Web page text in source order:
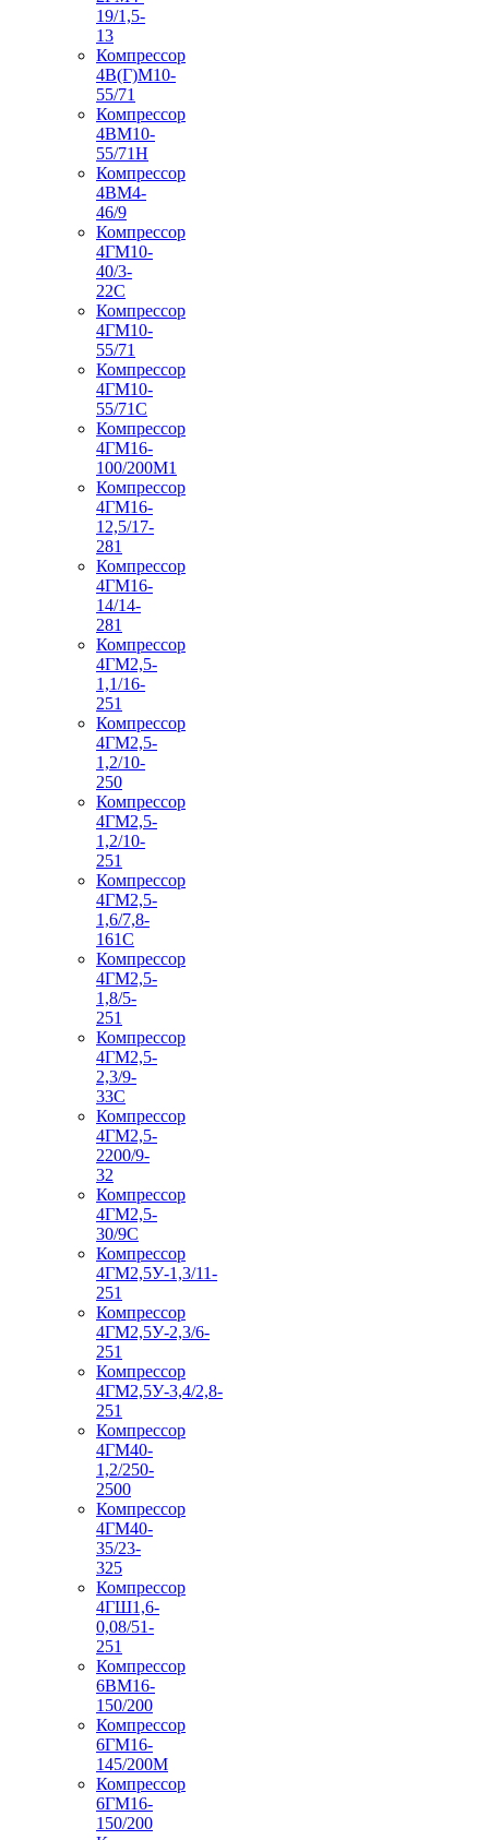
19/1,5-
13
Компрессор
4В(Г)М10-
55/71
Компрессор
4ВМ10-
55/71Н
Компрессор
4ВМ4-
46/9
Компрессор
4ГМ10-
40/3-
22С
Компрессор
4ГМ10-
55/71
Компрессор
4ГМ10-
55/71С
Компрессор
4ГМ16-
100/200М1
Компрессор
4ГМ16-
12,5/17-
281
Компрессор
4ГМ16-
14/14-
281
Компрессор
4ГМ2,5-
1,1/16-
251
Компрессор
4ГМ2,5-
1,2/10-
250
Компрессор
4ГМ2,5-
1,2/10-
251
Компрессор
4ГМ2,5-
1,6/7,8-
161С
Компрессор
4ГМ2,5-
1,8/5-
251
Компрессор
4ГМ2,5-
2,3/9-
33С
Компрессор
4ГМ2,5-
2200/9-
32
Компрессор
4ГМ2,5-
30/9С
Компрессор
4ГМ2,5У-1,3/11-
251
Компрессор
4ГМ2,5У-2,3/6-
251
Компрессор
4ГМ2,5У-3,4/2,8-
251
Компрессор
4ГМ40-
1,2/250-
2500
Компрессор
4ГМ40-
35/23-
325
Компрессор
4ГШ1,6-
0,08/51-
251
Компрессор
6ВМ16-
150/200
Компрессор
6ГМ16-
145/200М
Компрессор
6ГМ16-
150/200